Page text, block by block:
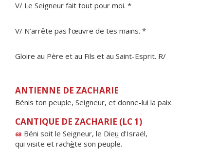
V/ Le Seigneur fait tout pour moi. *
V/ N’arrête pas l’œuvre de tes mains. *
Gloire au Père et au Fils et au Saint-Esprit. R/
ANTIENNE DE ZACHARIE
Bénis ton peuple, Seigneur, et donne-lui la paix.
CANTIQUE DE ZACHARIE (LC 1)
68 Béni soit le Seigneur, le Dieu d'Israël,
qui visite et rachète son peuple.